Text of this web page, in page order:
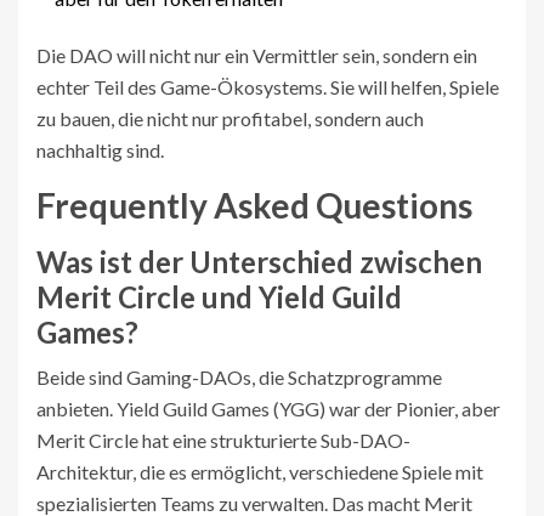
Die DAO will nicht nur ein Vermittler sein, sondern ein
echter Teil des Game-Ökosystems. Sie will helfen, Spiele
zu bauen, die nicht nur profitabel, sondern auch
nachhaltig sind.
Frequently Asked Questions
Was ist der Unterschied zwischen
Merit Circle und Yield Guild
Games?
Beide sind Gaming-DAOs, die Schatzprogramme
anbieten. Yield Guild Games (YGG) war der Pionier, aber
Merit Circle hat eine strukturierte Sub-DAO-
Architektur, die es ermöglicht, verschiedene Spiele mit
spezialisierten Teams zu verwalten. Das macht Merit